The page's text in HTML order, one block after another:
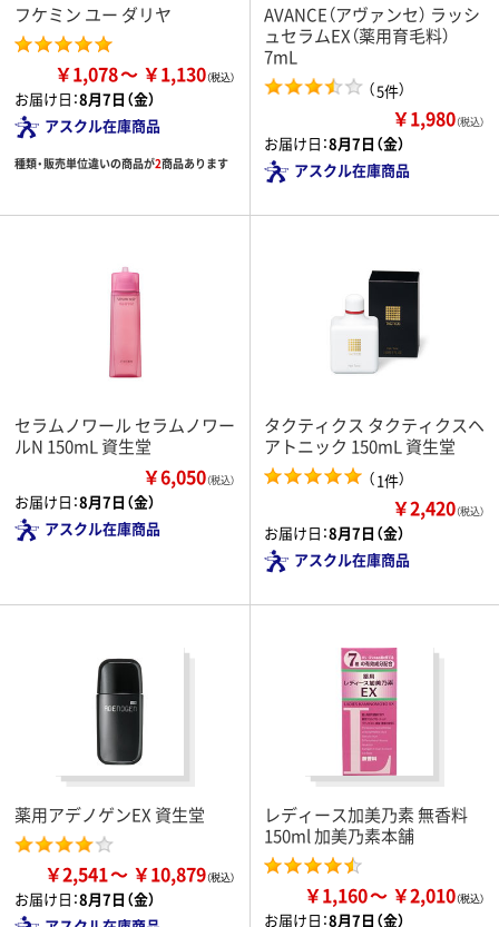
フケミン ユー ダリヤ
￥1,078 ￥1,130
お届け日：8月7日（金）
アスクル在庫商品
種類・販売単位違いの商品が2商品あります
AVANCE（アヴァンセ） ラッシ
ュセラムEX（薬用育毛料）
7mL
（5件）
￥1,980（税込）
お届け日：8月7日（金）
アスクル在庫商品
セラムノワール セラムノワー
ルN 150mL 資生堂
￥6,050（税込）
お届け日：8月7日（金）
アスクル在庫商品
タクティクス タクティクスヘ
アトニック 150mL 資生堂
（1件）
￥2,420（税込）
お届け日：8月7日（金）
アスクル在庫商品
薬用アデノゲンEX 資生堂
￥2,541 ￥10,879
お届け日：8月7日（金）
レディース加美乃素 無香料
150ml 加美乃素本舗
￥1,160 ￥2,010
お届け日：8月7日（金）